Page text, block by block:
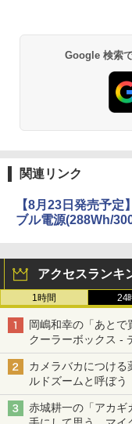
Google 検索
関連リンク
【8月23日発売予
ブル電源(288Wh/
アクセスランキ
1時間 24
岡嶋和幸の「あと
クーラーボックス -
カメラバカにつける
ルドズームと呼ぼう
赤城耕一の「アカギ